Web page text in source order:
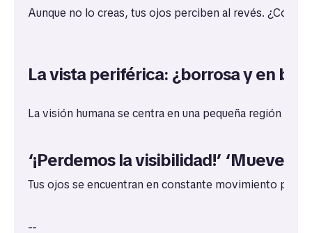
Aunque no lo creas, tus ojos perciben al revés. ¿Cómo
La vista periférica: ¿borrosa y en
La visión humana se centra en una pequeña región
‘¡Perdemos la visibilidad!’ ‘Mueve
Tus ojos se encuentran en constante movimiento para
--